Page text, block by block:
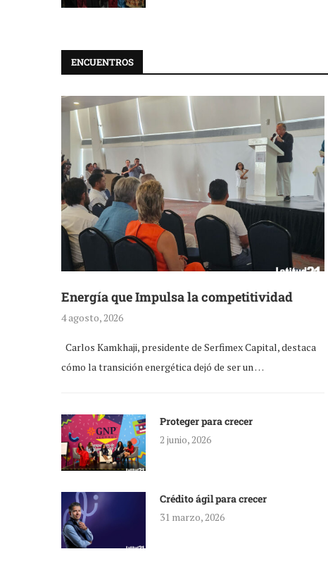
ENCUENTROS
Energía que Impulsa la competitividad
4 agosto, 2026
Carlos Kamkhaji, presidente de Serfimex Capital, destaca
cómo la transición energética dejó de ser un …
Proteger para crecer
2 junio, 2026
Crédito ágil para crecer
31 marzo, 2026